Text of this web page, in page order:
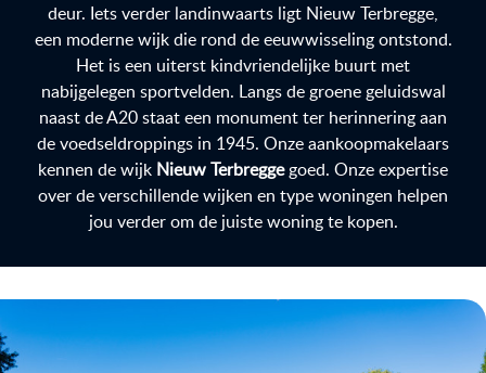
deur. Iets verder landinwaarts ligt Nieuw Terbregge,
een moderne wijk die rond de eeuwwisseling ontstond.
Het is een uiterst kindvriendelijke buurt met
nabijgelegen sportvelden. Langs de groene geluidswal
naast de A20 staat een monument ter herinnering aan
de voedseldroppings in 1945. Onze aankoopmakelaars
kennen de wijk Nieuw Terbreggegoed. Onze expertise
over de verschillende wijken en type woningen helpen
jou verder om de juiste woning te kopen.